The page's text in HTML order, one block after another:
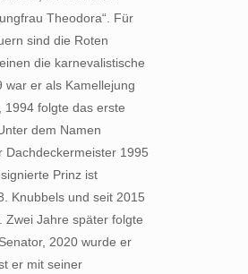
Theodora“. Für
sind die Roten
die karnevalistische
war er als Kamellejung
1994 folgte das erste
dem Namen
Dachdeckermeister 1995
Prinz ist
Knubbels und seit 2015
Zwei Jahre später folgte
2020 wurde er
er mit seiner